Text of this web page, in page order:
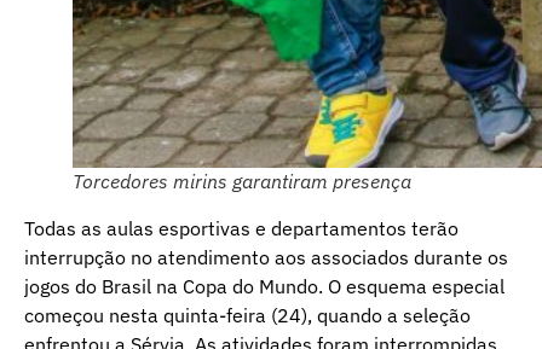
Torcedores mirins garantiram presença
Todas as aulas esportivas e departamentos terão
interrupção no atendimento aos associados durante os
jogos do Brasil na Copa do Mundo. O esquema especial
começou nesta quinta-feira (24), quando a seleção
enfrentou a Sérvia. As atividades foram interrompidas